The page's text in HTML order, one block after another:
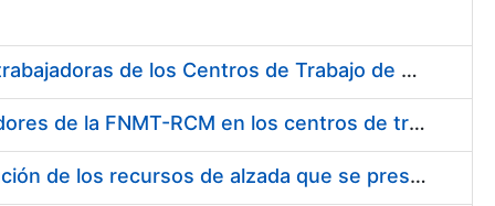
Suministro de Protectores Auditivos a medida para las personas trabajadoras de los Centros de Trabajo de Madrid y Burgos
Suministro de gafas graduadas antiproyecciones para los trabajadores de la FNMT-RCM en los centros de trabajo de Madrid y Burgos
Servicios de una empresa externa para el asesoramiento y resolución de los recursos de alzada que se presentan relacionados con procesos de selección para la FNMT-RCM